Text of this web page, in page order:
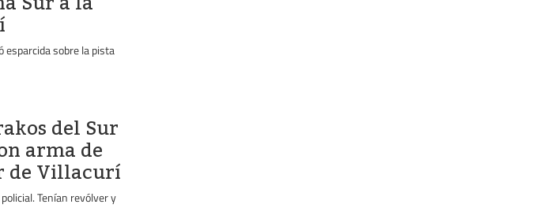
esparcida sobre la pista
del Sur
arma de
de Villacurí
Tenían revólver y